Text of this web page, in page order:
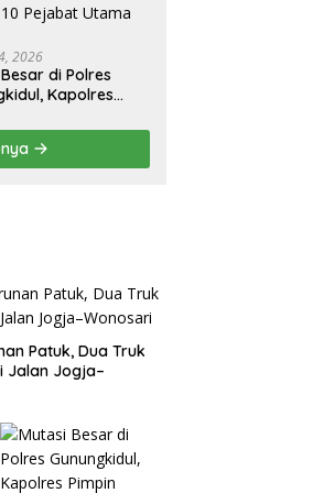
2026
di Polres
Kapolres
Kapolsek
Patuk, Dua Truk
Jalan Jogja–